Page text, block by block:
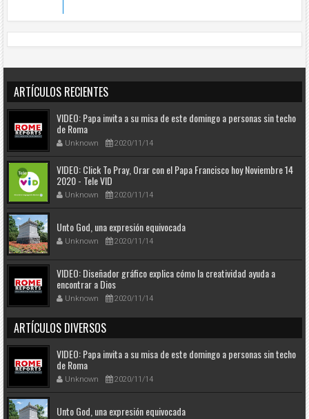
ARTÍCULOS RECIENTES
VIDEO: Papa invita a su misa de este domingo a personas sin techo
de Roma
Unknown 2020/11/14
VIDEO: Click To Pray, Orar con el Papa Francisco hoy Noviembre 14
2020 - Tele VID
Unknown 2020/11/14
Unto God, una expresión equivocada
Unknown 2020/11/14
VIDEO: Diseñador gráfico explica cómo la creatividad ayuda a
encontrar a Dios
Unknown 2020/11/14
ARTÍCULOS DIVERSOS
VIDEO: Papa invita a su misa de este domingo a personas sin techo
de Roma
Unknown 2020/11/14
Unto God, una expresión equivocada